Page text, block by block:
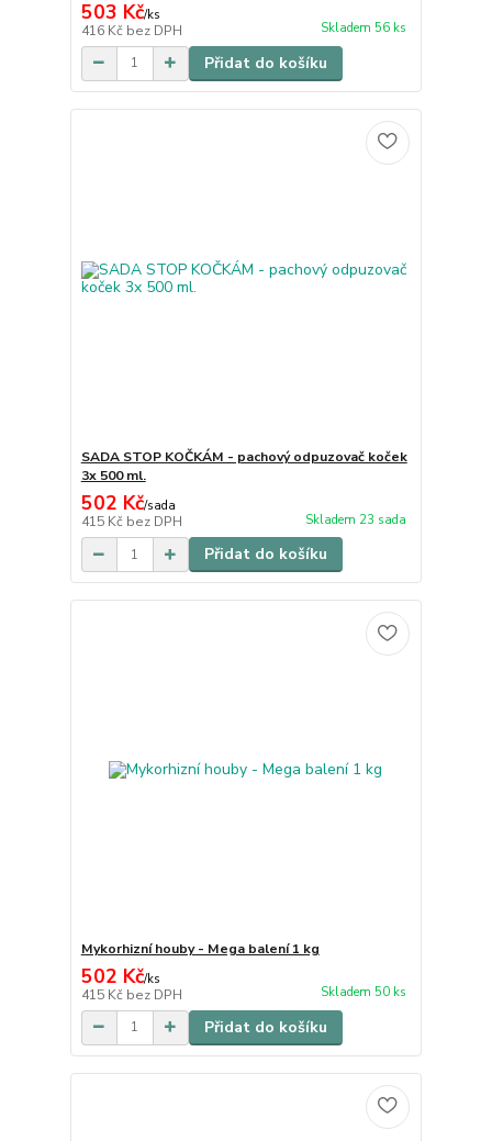
503 Kč/ks
416 Kč bez DPH Skladem 56 ks
Přidat do košíku
SADA STOP KOČKÁM - pachový odpuzovač koček
3x 500 ml.
502 Kč/sada
415 Kč bez DPH Skladem 23 sada
Přidat do košíku
Mykorhizní houby - Mega balení 1 kg
502 Kč/ks
415 Kč bez DPH Skladem 50 ks
Přidat do košíku